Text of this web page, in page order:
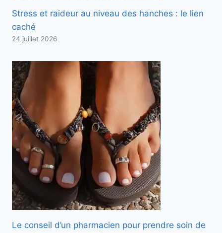
Stress et raideur au niveau des hanches : le lien
caché
24 juillet 2026
Le conseil d’un pharmacien pour prendre soin de